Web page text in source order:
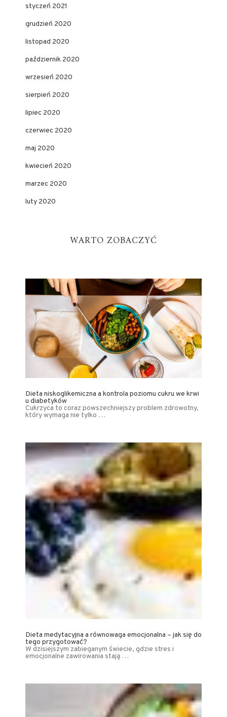
styczeń 2021
grudzień 2020
listopad 2020
październik 2020
wrzesień 2020
sierpień 2020
lipiec 2020
czerwiec 2020
maj 2020
kwiecień 2020
marzec 2020
luty 2020
WARTO ZOBACZYĆ
Dieta niskoglikemiczna a kontrola poziomu cukru we krwi
u diabetyków
Cukrzyca to coraz powszechniejszy problem zdrowotny,
który wymaga nie tylko …
Dieta medytacyjna a równowaga emocjonalna – jak się do
tego przygotować?
W dzisiejszym zabieganym świecie, gdzie stres i
emocjonalne zawirowania stają …